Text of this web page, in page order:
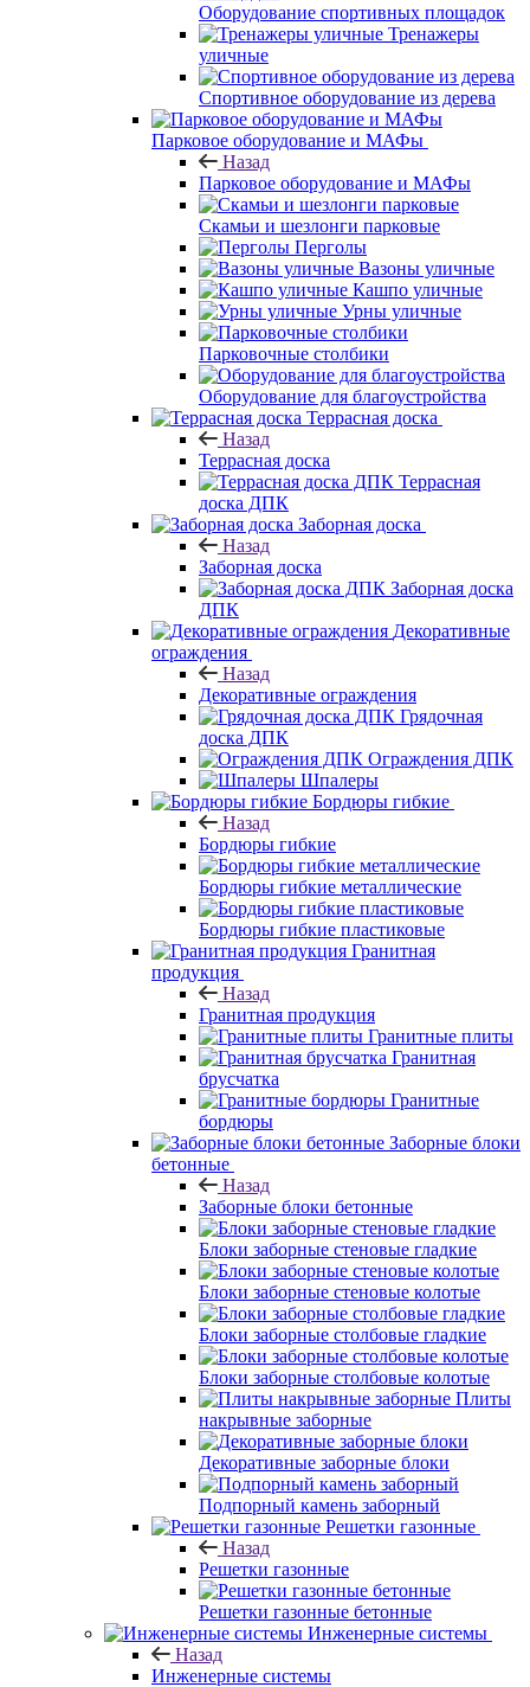
Оборудование спортивных площадок
Тренажеры
уличные
Спортивное оборудование из дерева
Парковое оборудование и МАФы
Назад
Парковое оборудование и МАФы
Скамьи и шезлонги парковые
Перголы
Вазоны уличные
Кашпо уличные
Урны уличные
Парковочные столбики
Оборудование для благоустройства
Террасная доска
Назад
Террасная доска
Террасная
доска ДПК
Заборная доска
Назад
Заборная доска
Заборная доска
ДПК
Декоративные
ограждения
Назад
Декоративные ограждения
Грядочная
доска ДПК
Ограждения ДПК
Шпалеры
Бордюры гибкие
Назад
Бордюры гибкие
Бордюры гибкие металлические
Бордюры гибкие пластиковые
Гранитная
продукция
Назад
Гранитная продукция
Гранитные плиты
Гранитная
брусчатка
Гранитные
бордюры
Заборные блоки
бетонные
Назад
Заборные блоки бетонные
Блоки заборные стеновые гладкие
Блоки заборные стеновые колотые
Блоки заборные столбовые гладкие
Блоки заборные столбовые колотые
Плиты
накрывные заборные
Декоративные заборные блоки
Подпорный камень заборный
Решетки газонные
Назад
Решетки газонные
Решетки газонные бетонные
Инженерные системы
Назад
Инженерные системы